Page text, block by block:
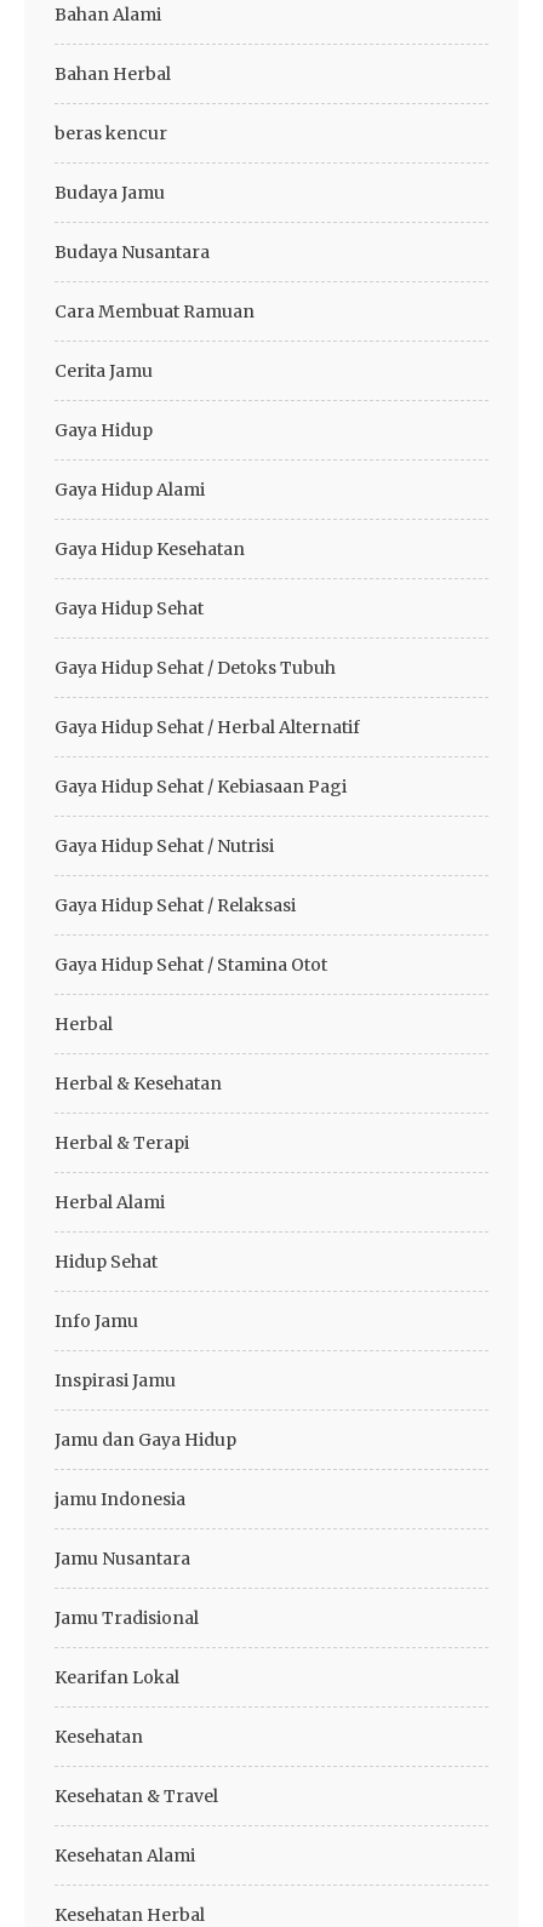
Bahan Alami
Bahan Herbal
beras kencur
Budaya Jamu
Budaya Nusantara
Cara Membuat Ramuan
Cerita Jamu
Gaya Hidup
Gaya Hidup Alami
Gaya Hidup Kesehatan
Gaya Hidup Sehat
Gaya Hidup Sehat / Detoks Tubuh
Gaya Hidup Sehat / Herbal Alternatif
Gaya Hidup Sehat / Kebiasaan Pagi
Gaya Hidup Sehat / Nutrisi
Gaya Hidup Sehat / Relaksasi
Gaya Hidup Sehat / Stamina Otot
Herbal
Herbal & Kesehatan
Herbal & Terapi
Herbal Alami
Hidup Sehat
Info Jamu
Inspirasi Jamu
Jamu dan Gaya Hidup
jamu Indonesia
Jamu Nusantara
Jamu Tradisional
Kearifan Lokal
Kesehatan
Kesehatan & Travel
Kesehatan Alami
Kesehatan Herbal